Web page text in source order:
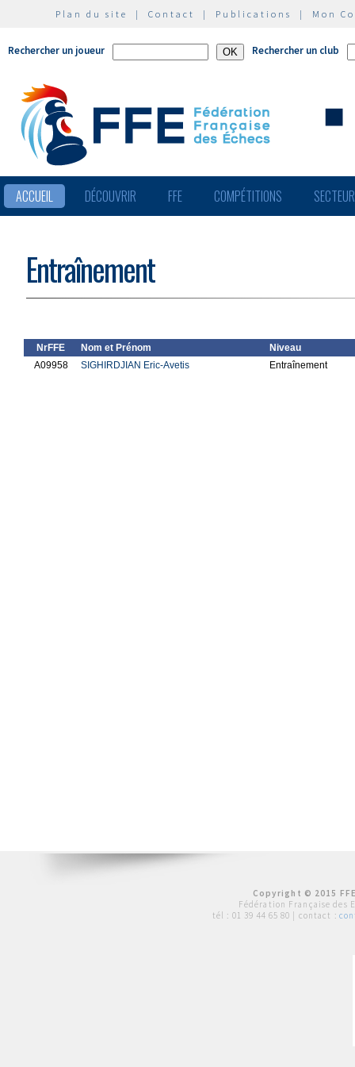
Plan du site | Contact | Publications | Mon
Rechercher un joueur Rechercher un club
ACCUEIL DÉCOUVRIR FFE COMPÉTITIONS
Entraînement
NrFFE Nom et Prénom
Niveau
A09958
SIGHIRDJIAN Eric-Avetis Entraînement
Copyright © 2015
Fédération Française des
tél : 01 39 44 65 80 | contact :